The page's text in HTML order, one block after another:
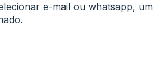
e-mail ou whatsapp,